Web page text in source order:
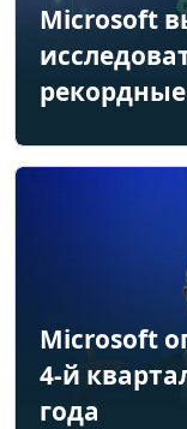
Microsoft
Microsoft
4-й
года